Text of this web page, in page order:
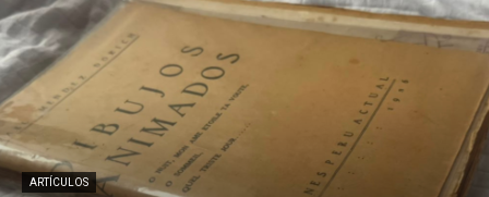
ARTÍCULOS